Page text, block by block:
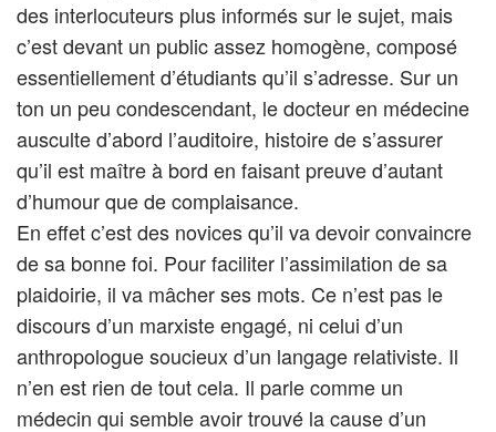
des interlocuteurs plus informés sur le sujet, mais
c’est devant un public assez homogène, composé
essentiellement d’étudiants qu’il s’adresse. Sur un
ton un peu condescendant, le docteur en médecine
ausculte d’abord l’auditoire, histoire de s’assurer
qu’il est maître à bord en faisant preuve d’autant
d’humour que de complaisance.
En effet c’est des novices qu’il va devoir convaincre
de sa bonne foi. Pour faciliter l’assimilation de sa
plaidoirie, il va mâcher ses mots. Ce n’est pas le
discours d’un marxiste engagé, ni celui d’un
anthropologue soucieux d’un langage relativiste. Il
n’en est rien de tout cela. Il parle comme un
médecin qui semble avoir trouvé la cause d’un